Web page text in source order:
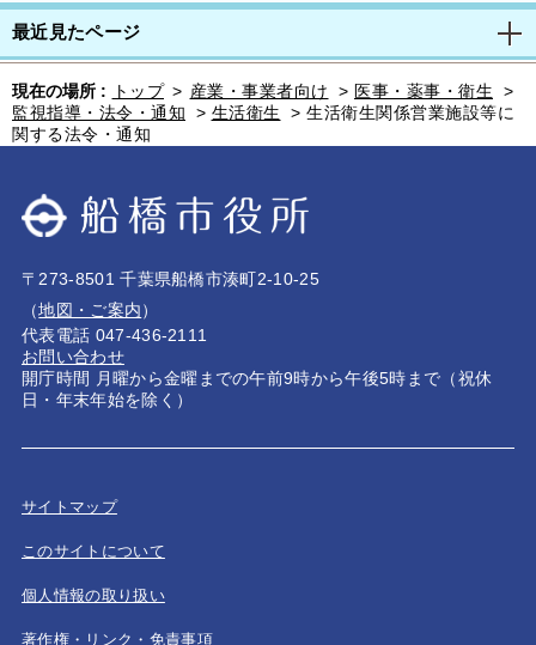
最近見たページ
現在の場所 : トップ > 産業・事業者向け > 医事・薬事・衛生
>
監視指導・法令・通知
> 生活衛生 > 生活衛生関係営業施設等に
関する法令・通知
〒273-8501 千葉県船橋市湊町2-10-25
（地図・ご案内）
代表電話 047-436-2111
お問い合わせ
開庁時間 月曜から金曜までの午前9時から午後5時まで（祝休
日・年末年始を除く）
サイトマップ
このサイトについて
個人情報の取り扱い
著作権・リンク・免責事項